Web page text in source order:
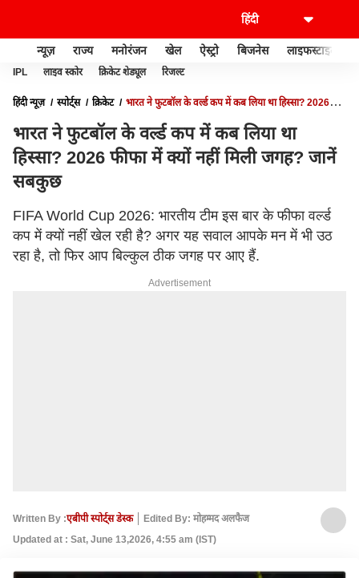
न्यूज़ राज्य मनोरंजन खेल ऐस्ट्रो बिजनेस लाइफस्टाइल
IPL लाइव स्कोर क्रिकेट शेड्यूल रिजल्ट
हिंदी न्यूज़ स्पोर्ट्स क्रिकेट
भारत ने फुटबॉल के वर्ल्ड कप में कब लिया था हिस्सा? 2026
भारत ने फुटबॉल के वर्ल्ड कप में कब लिया था
हिस्सा? 2026 फीफा में क्यों नहीं मिली जगह? जानें
सबकुछ
FIFA World Cup 2026: भारतीय टीम इस बार के फीफा वर्ल्ड
कप में क्यों नहीं खेल रही है? अगर यह सवाल आपके मन में भी उठ
रहा है, तो फिर आप बिल्कुल ठीक जगह पर आए हैं.
Advertisement
Written By :एबीपी स्पोर्ट्स डेस्क
Edited By: मोहम्मद अलफैज
Updated at : Sat, June 13,2026, 4:55 am (IST)